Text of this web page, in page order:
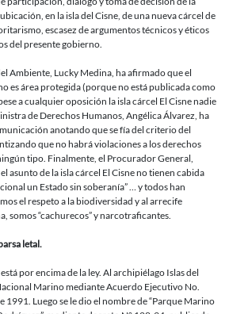
la
imposición
cárcel
en
la
Isla
del
Cisne
en la isla del Cisne, de una nueva cárcel de
escasez de argumentos técnicos y éticos
del presente gobierno.
Ambiente, Lucky Medina, ha afirmado que el
es área protegida (porque no está publicada como
a cualquier oposición la isla cárcel El Cisne nadie
de Derechos Humanos, Angélica Álvarez, ha
anotando que se fía del criterio del
que no habrá violaciones a los derechos
tipo. Finalmente, el Procurador General,
asunto de la isla cárcel El Cisne no tienen cabida
un Estado sin soberanía” … y todos han
el respeto a la biodiversidad y al arrecife
somos “cachurecos” y narcotraficantes.
letal.
por encima de la ley. Al archipiélago Islas del
Marino mediante Acuerdo Ejecutivo No.
1991. Luego se le dio el nombre de “Parque Marino